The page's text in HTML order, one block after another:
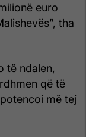
euro
tha
të ndalen,
që të
më tej